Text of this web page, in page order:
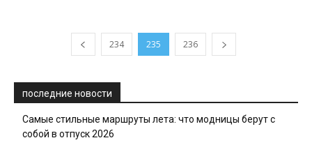
234 235 236
последние новости
Самые стильные маршруты лета: что модницы берут с
собой в отпуск 2026